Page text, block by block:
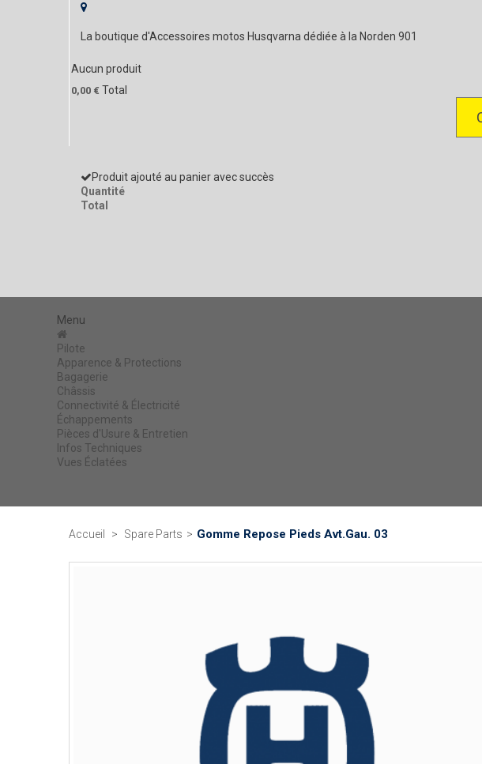
La boutique d'Accessoires motos Husqvarna dédiée à la Norden 901
Aucun produit
0,00 € Total
Produit ajouté au panier avec succès
Quantité
Total
Menu
Pilote
Apparence & Protections
Bagagerie
Châssis
Connectivité & Électricité
Échappements
Pièces d'Usure & Entretien
Infos Techniques
Vues Éclatées
Accueil > Spare Parts > Gomme Repose Pieds Avt.Gau. 03